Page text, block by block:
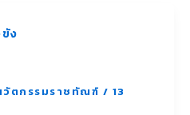
ง
ตกรรมราชทัณฑ์ / 13